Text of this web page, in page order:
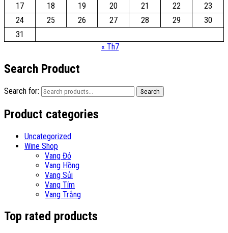
17
18 19 20 21 22
23
24
25 26 27 28 29
30
31
« Th7
Search Product
Search for: Search
Product categories
Uncategorized
Wine Shop
Vang Đỏ
Vang Hồng
Vang Sủi
Vang Tím
Vang Trắng
Top rated products